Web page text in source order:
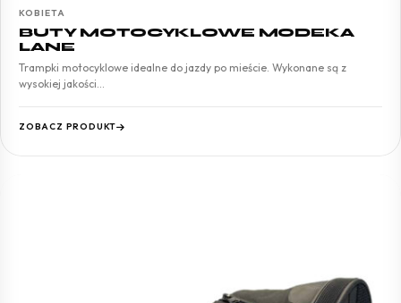
KOBIETA
BUTY MOTOCYKLOWE MODEKA
LANE
Trampki motocyklowe idealne do jazdy po mieście. Wykonane są z
wysokiej jakości…
ZOBACZ PRODUKT